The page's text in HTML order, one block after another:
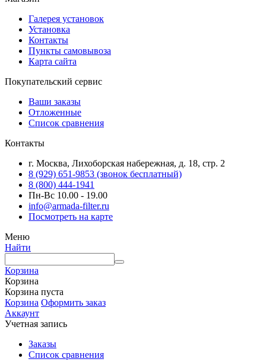
Галерея установок
Установка
Контакты
Пункты самовывоза
Карта сайта
Покупательский сервис
Ваши заказы
Отложенные
Список сравнения
Контакты
г. Москва, Лихоборская набережная, д. 18, стр. 2
8 (929) 651-9853 (звонок бесплатный)
8 (800) 444-1941
Пн-Вс 10.00 - 19.00
info@armada-filter.ru
Посмотреть на карте
Меню
Найти
Корзина
Корзина
Корзина пуста
Корзина Оформить заказ
Аккаунт
Учетная запись
Заказы
Список сравнения